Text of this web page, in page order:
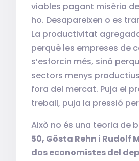
viables pagant misèria
ho. Desapareixen o es
La productivitat
perquè les empreses de
s’esforcin més, sinó
sectors menys
fora del mercat. Puja el
treball, puja la pressió
Això no és una teoria de
50, Gösta Rehn i Rudolf
dos economistes del